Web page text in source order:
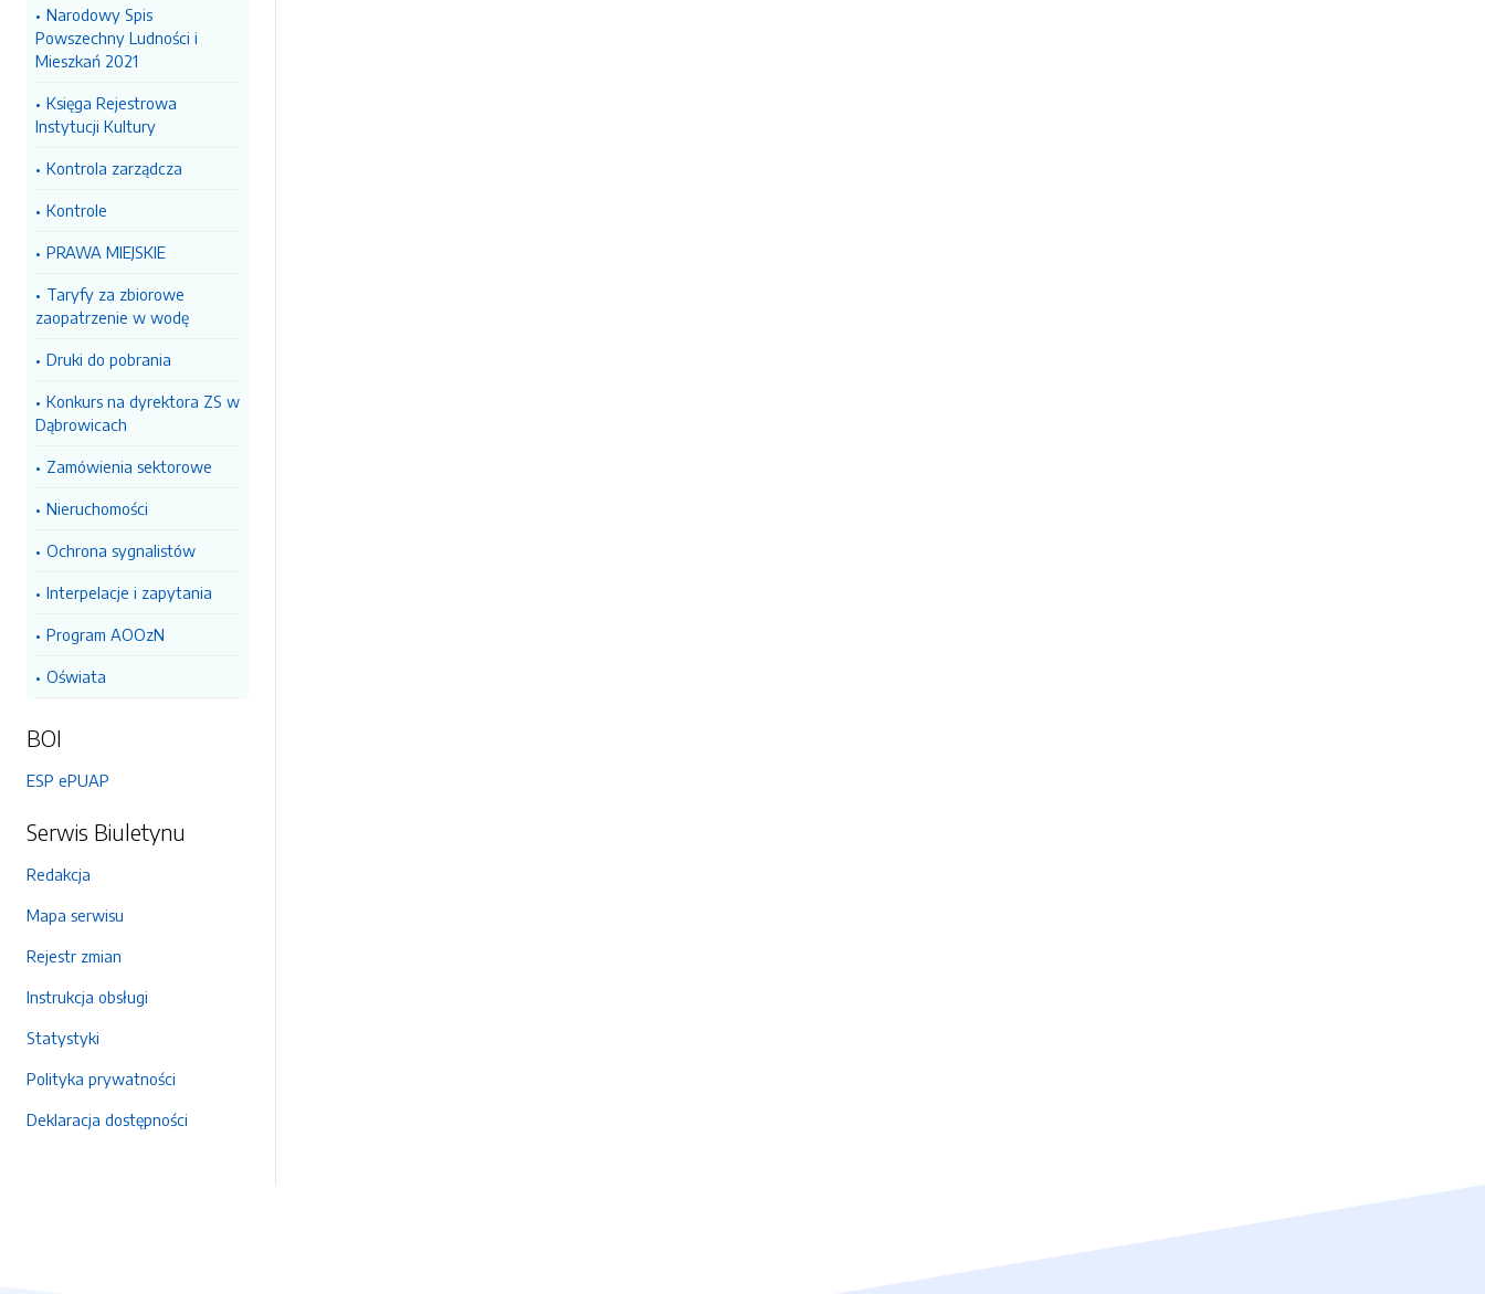
Narodowy Spis
Powszechny Ludności i
Mieszkań 2021
Księga Rejestrowa
Instytucji Kultury
Kontrola zarządcza
Kontrole
PRAWA MIEJSKIE
Taryfy za zbiorowe
zaopatrzenie w wodę
Druki do pobrania
Konkurs na dyrektora ZS w
Dąbrowicach
Zamówienia sektorowe
Nieruchomości
Ochrona sygnalistów
Interpelacje i zapytania
Program AOOzN
Oświata
BOI
ESP ePUAP
Serwis Biuletynu
Redakcja
Mapa serwisu
Rejestr zmian
Instrukcja obsługi
Statystyki
Polityka prywatności
Deklaracja dostępności